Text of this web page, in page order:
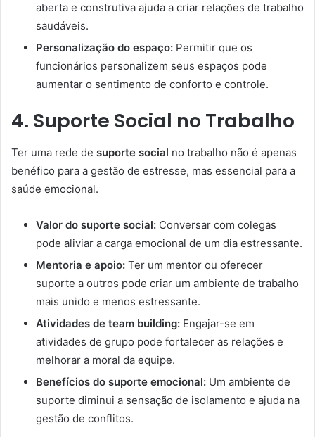
aberta e construtiva ajuda a criar relações de trabalho
saudáveis.
Personalização do espaço: Permitir que os
funcionários personalizem seus espaços pode
aumentar o sentimento de conforto e controle.
4. Suporte Social no Trabalho
Ter uma rede de suporte social no trabalho não é apenas
benéfico para a gestão de estresse, mas essencial para a
saúde emocional.
Valor do suporte social: Conversar com colegas
pode aliviar a carga emocional de um dia estressante.
Mentoria e apoio: Ter um mentor ou oferecer
suporte a outros pode criar um ambiente de trabalho
mais unido e menos estressante.
Atividades de team building: Engajar-se em
atividades de grupo pode fortalecer as relações e
melhorar a moral da equipe.
Benefícios do suporte emocional: Um ambiente de
suporte diminui a sensação de isolamento e ajuda na
gestão de conflitos.